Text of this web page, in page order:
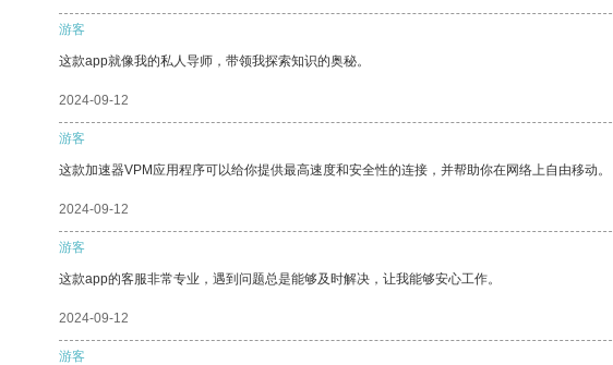
游客
这款app就像我的私人导师，带领我探索知识的奥秘。
2024-09-12
游客
这款加速器VPM应用程序可以给你提供最高速度和安全性的连接，并帮助你在网络上自由移动。
2024-09-12
游客
这款app的客服非常专业，遇到问题总是能够及时解决，让我能够安心工作。
2024-09-12
游客